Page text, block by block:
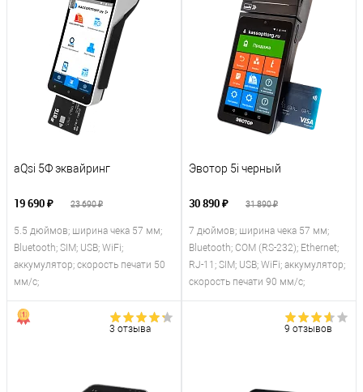
aQsi 5Ф эквайринг
19 690 ₽ 23 690 ₽
5.5 дюймов; ширина чека 57 мм;
Bluetooth; SIM; USB; WiFi;
аккумулятор; скорость печати 50
мм/с;
Эвотор 5i черный
30 890 ₽ 31 890 ₽
7 дюймов; ширина чека 57 мм;
Bluetooth; COM (RS-232); Ethernet;
RJ-11; SIM; USB; WiFi; аккумулятор;
скорость печати 90 мм/с;
3 отзыва 9 отзывов